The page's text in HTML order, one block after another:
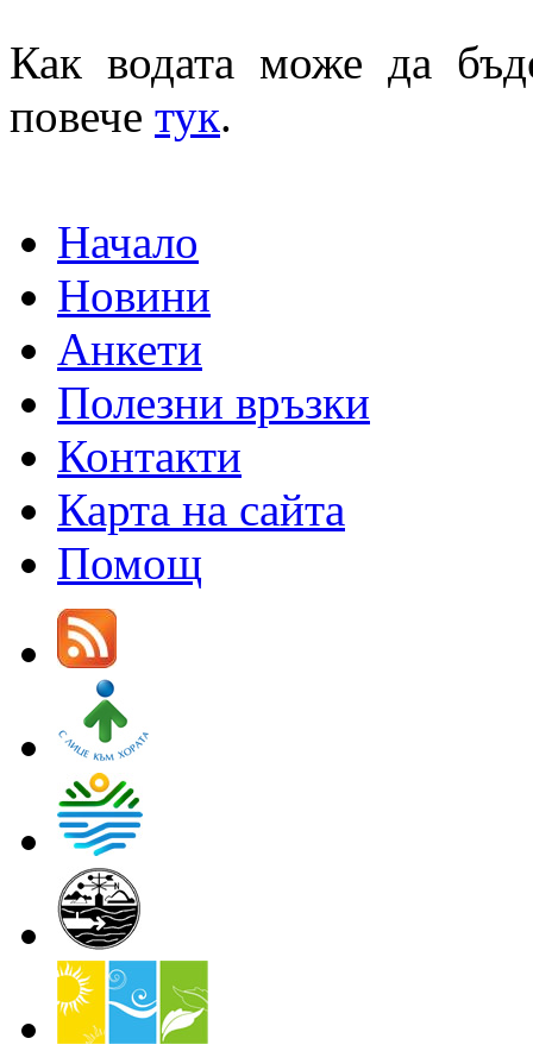
Как водата може да
повече тук.
Начало
Новини
Анкети
Полезни връзки
Контакти
Карта на сайта
Помощ